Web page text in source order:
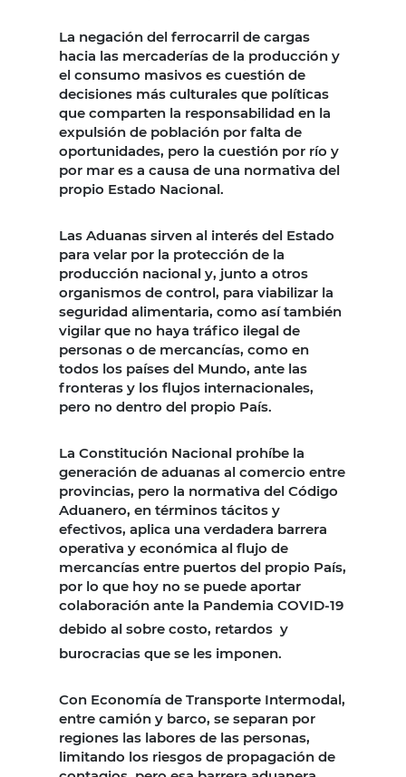
La negación del ferrocarril de cargas
hacia las mercaderías de la producción y
el consumo masivos es cuestión de
decisiones más culturales que políticas
que comparten la responsabilidad en la
expulsión de población por falta de
oportunidades, pero la cuestión por río y
por mar es a causa de una normativa del
propio Estado Nacional.
Las Aduanas sirven al interés del Estado
para velar por la protección de la
producción nacional y, junto a otros
organismos de control, para viabilizar la
seguridad alimentaria, como así también
vigilar que no haya tráfico ilegal de
personas o de mercancías, como en
todos los países del Mundo, ante las
fronteras y los flujos internacionales,
pero no dentro del propio País.
La Constitución Nacional prohíbe la
generación de aduanas al comercio entre
provincias, pero la normativa del Código
Aduanero, en términos tácitos y
efectivos, aplica una verdadera barrera
operativa y económica al flujo de
mercancías entre puertos del propio País,
por lo que hoy no se puede aportar
colaboración ante la Pandemia COVID-19
debido al sobre costo, retardos y
burocracias que se les imponen.
Con Economía de Transporte Intermodal,
entre camión y barco, se separan por
regiones las labores de las personas,
limitando los riesgos de propagación de